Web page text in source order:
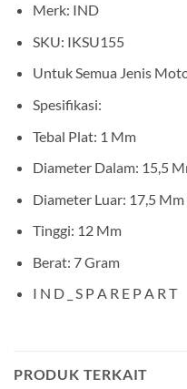
Merk: IND
SKU: IKSU155
Untuk Semua Jenis
Spesifikasi:
Tebal Plat: 1 Mm
Diameter Dalam: 15,5
Diameter Luar: 17,5 Mm
Tinggi: 12 Mm
Berat: 7 Gram
I N D _ S P A R E P A R T
PRODUK TERKAIT